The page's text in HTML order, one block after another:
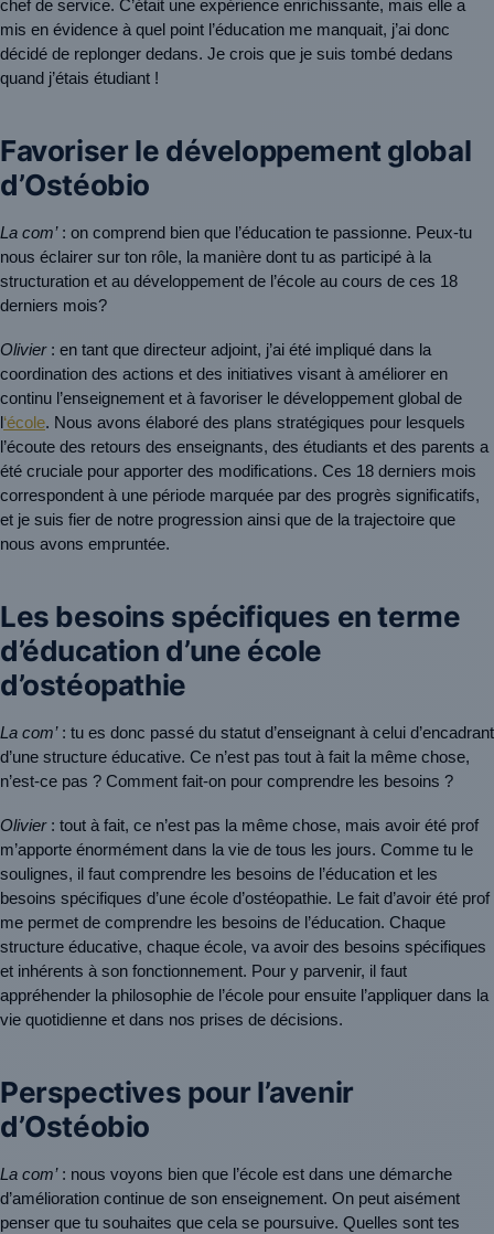
chef de service. C’était une expérience enrichissante, mais elle a
mis en évidence à quel point l’éducation me manquait, j’ai donc
décidé de replonger dedans. Je crois que je suis tombé dedans
quand j’étais étudiant !
Favoriser le développement global
d’Ostéobio
La com’ : on comprend bien que l’éducation te passionne. Peux-tu
nous éclairer sur ton rôle, la manière dont tu as participé à la
structuration et au développement de l’école au cours de ces 18
derniers mois?
Olivier : en tant que directeur adjoint, j’ai été impliqué dans la
coordination des actions et des initiatives visant à améliorer en
continu l’enseignement et à favoriser le développement global de
‘école. Nous avons élaboré des plans stratégiques pour lesquels
l’écoute des retours des enseignants, des étudiants et des parents a
été cruciale pour apporter des modifications. Ces 18 derniers mois
correspondent à une période marquée par des progrès significatifs,
et je suis fier de notre progression ainsi que de la trajectoire que
nous avons empruntée.
Les besoins spécifiques en terme
d’éducation d’une école
d’ostéopathie
La com’ : tu es donc passé du statut d’enseignant à celui d’encadrant
d’une structure éducative. Ce n’est pas tout à fait la même chose,
n’est-ce pas ? Comment fait-on pour comprendre les besoins ?
Olivier : tout à fait, ce n’est pas la même chose, mais avoir été prof
m’apporte énormément dans la vie de tous les jours. Comme tu le
soulignes, il faut comprendre les besoins de l’éducation et les
besoins spécifiques d’une école d’ostéopathie. Le fait d’avoir été prof
me permet de comprendre les besoins de l’éducation. Chaque
structure éducative, chaque école, va avoir des besoins spécifiques
et inhérents à son fonctionnement. Pour y parvenir, il faut
appréhender la philosophie de l’école pour ensuite l’appliquer dans la
vie quotidienne et dans nos prises de décisions.
Perspectives pour l’avenir
d’Ostéobio
La com’ : nous voyons bien que l’école est dans une démarche
d’amélioration continue de son enseignement. On peut aisément
penser que tu souhaites que cela se poursuive. Quelles sont tes